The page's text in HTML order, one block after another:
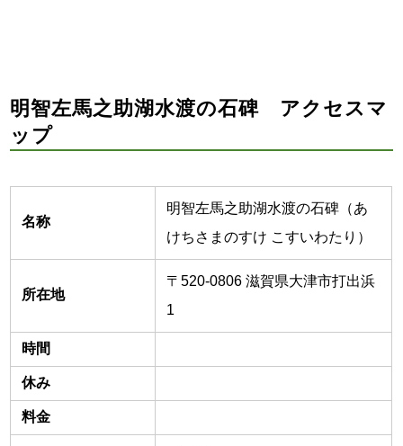
明智左馬之助湖水渡の石碑 アクセスマ
ップ
名称
明智左馬之助湖水渡の石碑（あ
けちさまのすけ こすいわたり）
所在地
〒520-0806 滋賀県大津市打出浜
1
時間
休み
料金